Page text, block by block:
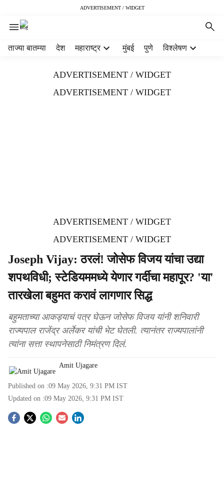
ADVERTISEMENT / WIDGET
ताज्या बातम्या देश महाराष्ट्र मुंबई पुणे विश्लेषण
ADVERTISEMENT / WIDGET
ADVERTISEMENT / WIDGET
ADVERTISEMENT / WIDGET
ADVERTISEMENT / WIDGET
Joseph Vijay: ठरलं! जोसेफ विजय यांचा उद्या
शपथविधी; स्टेडियममध्ये येणार गर्दीचा महापूर? 'या'
तारखेला बहुमत करावं लागणार सिद्ध
बहुमताच्या आकड्याचं पत्र घेऊन जोसेफ विजय यांनी शनिवारी
राज्यपाल राजेंद्र अर्लेकर यांची भेट घेतली. त्यानंतर राज्यपालांनी
त्यांना सत्ता स्थापनेसाठी निमंत्रण दिलं.
Amit Ujagare
Published on :09 May 2026, 9:31 PM IST
Updated on :09 May 2026, 9:31 PM IST
S